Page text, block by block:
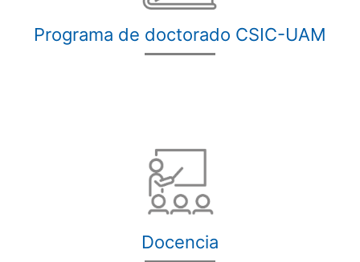
Programa de doctorado CSIC-UAM
Docencia